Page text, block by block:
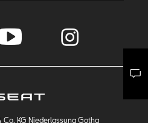
KG Niederlassung Gotha